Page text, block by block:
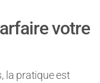
votre
la pratique est